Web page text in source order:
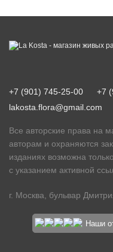
+7 (901) 745-25-00
+7
lakosta.flora@gmail.com
Все авторские права на
авторам и охраняются
изданиях возможна
с указанием активной
г. Москва, бульвар
Наши